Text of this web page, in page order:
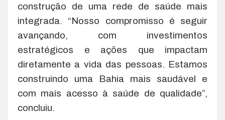
construção de uma rede de saúde mais
integrada. “Nosso compromisso é seguir
avançando, com investimentos
estratégicos e ações que impactam
diretamente a vida das pessoas. Estamos
construindo uma Bahia mais saudável e
com mais acesso à saúde de qualidade”,
concluiu.